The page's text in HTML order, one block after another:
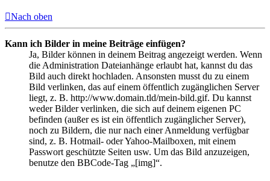
Nach oben
Kann ich Bilder in meine Beiträge einfügen?
Ja, Bilder können in deinem Beitrag angezeigt werden. Wenn
die Administration Dateianhänge erlaubt hat, kannst du das
Bild auch direkt hochladen. Ansonsten musst du zu einem
Bild verlinken, das auf einem öffentlich zugänglichen Server
liegt, z. B. http://www.domain.tld/mein-bild.gif. Du kannst
weder Bilder verlinken, die sich auf deinem eigenen PC
befinden (außer es ist ein öffentlich zugänglicher Server),
noch zu Bildern, die nur nach einer Anmeldung verfügbar
sind, z. B. Hotmail- oder Yahoo-Mailboxen, mit einem
Passwort geschützte Seiten usw. Um das Bild anzuzeigen,
benutze den BBCode-Tag „[img]“.